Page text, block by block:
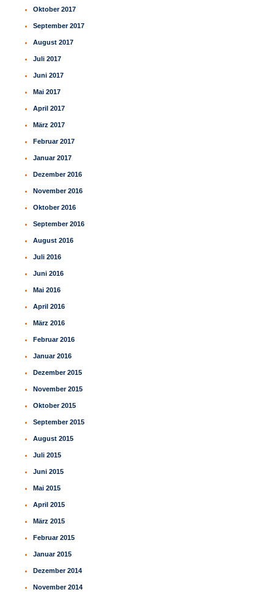
Oktober 2017
September 2017
August 2017
Juli 2017
Juni 2017
Mai 2017
April 2017
März 2017
Februar 2017
Januar 2017
Dezember 2016
November 2016
Oktober 2016
September 2016
August 2016
Juli 2016
Juni 2016
Mai 2016
April 2016
März 2016
Februar 2016
Januar 2016
Dezember 2015
November 2015
Oktober 2015
September 2015
August 2015
Juli 2015
Juni 2015
Mai 2015
April 2015
März 2015
Februar 2015
Januar 2015
Dezember 2014
November 2014